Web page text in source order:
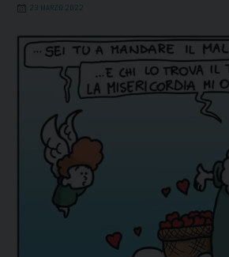
23 MARZO 2022